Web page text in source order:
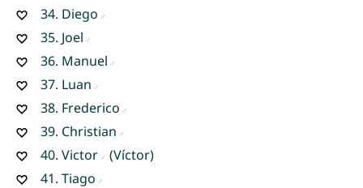
34. Diego
35. Joel
36. Manuel
37. Luan
38. Frederico
39. Christian
40. Victor
(Víctor)
41. Tiago